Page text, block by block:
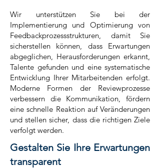
Wir unterstützen Sie bei der
Implementierung und Optimierung von
Feedbackprozessstrukturen, damit Sie
sicherstellen können, dass Erwartungen
abgeglichen, Herausforderungen erkannt,
Talente gefunden und eine systematische
Entwicklung Ihrer Mitarbeitenden erfolgt.
Moderne Formen der Reviewprozesse
verbessern die Kommunikation, fördern
eine schnelle Reaktion auf Veränderungen
und stellen sicher, dass die richtigen Ziele
verfolgt werden.
Gestalten Sie Ihre Erwartungen
transparent